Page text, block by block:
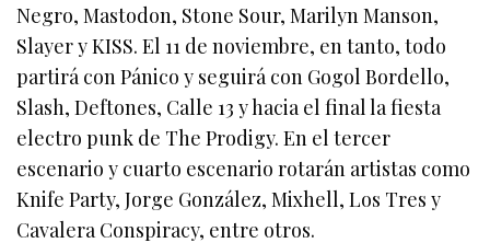
Negro, Mastodon, Stone Sour, Marilyn Manson,
Slayer y KISS. El 11 de noviembre, en tanto, todo
partirá con Pánico y seguirá con Gogol Bordello,
Slash, Deftones, Calle 13 y hacia el final la fiesta
electro punk de The Prodigy. En el tercer
escenario y cuarto escenario rotarán artistas como
Knife Party, Jorge González, Mixhell, Los Tres y
Cavalera Conspiracy, entre otros.